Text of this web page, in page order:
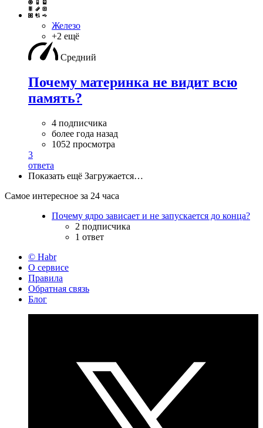
Железо
+2 ещё
Средний
Почему материнка не видит всю
память?
4 подписчика
более года назад
1052 просмотра
3
ответа
Показать ещё Загружается…
Самое интересное за 24 часа
Почему ядро зависает и не запускается до конца?
2 подписчика
1 ответ
© Habr
О сервисе
Правила
Обратная связь
Блог